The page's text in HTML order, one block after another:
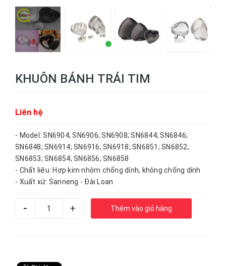
KHUÔN BÁNH TRÁI TIM
Liên hệ
- Model: SN6904; SN6906; SN6908; SN6844; SN6846;
SN6848; SN6914; SN6916; SN6918; SN6851; SN6852;
SN6853; SN6854; SN6856; SN6858
- Chất liệu: Hợp kim nhôm chống dính, không chống dính
- Xuất xứ: Sanneng - Đài Loan
- + Thêm vào giỏ hàng